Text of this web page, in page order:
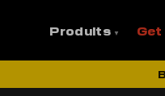
Produits Get